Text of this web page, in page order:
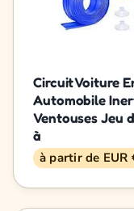
Circuit Voiture
Automobile
Ventouses Jeu
à
à partir de EUR